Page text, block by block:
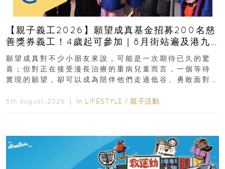
【親子義工2026】願望成真基金招募200名慈
善獎券義工！4歲起可參加｜8月街站遍及港九
新界
願望成真對不少小朋友來說，可能是一次期待已久的驚
喜；但對正在接受漫長治療的重病兒童而言，一個等待
實現的願望，卻可以成為陪伴他們走過低谷、勇敢面對
5th August, 2026 ｜ In LIFESTYLE / 親子活動